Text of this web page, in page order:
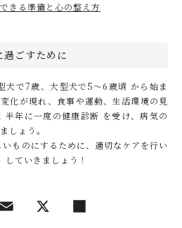
きる準備と心の整え方
ごすために
犬で7歳、大型犬で5～6歳頃 から始ま
化が現れ、食事や運動、生活環境の見
半年に一度の健康診断 を受け、病気の
しょう。
ものにするために、適切なケアを行い
ていきましょう！